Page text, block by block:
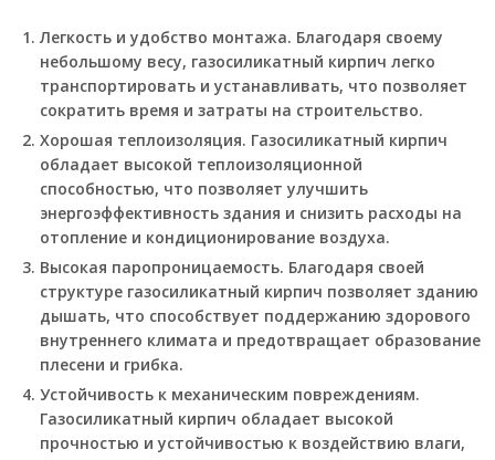
Легкость и удобство монтажа. Благодаря своему
небольшому весу, газосиликатный кирпич легко
транспортировать и устанавливать, что позволяет
сократить время и затраты на строительство.
Хорошая теплоизоляция. Газосиликатный кирпич
обладает высокой теплоизоляционной
способностью, что позволяет улучшить
энергоэффективность здания и снизить расходы на
отопление и кондиционирование воздуха.
Высокая паропроницаемость. Благодаря своей
структуре газосиликатный кирпич позволяет зданию
дышать, что способствует поддержанию здорового
внутреннего климата и предотвращает образование
плесени и грибка.
Устойчивость к механическим повреждениям.
Газосиликатный кирпич обладает высокой
прочностью и устойчивостью к воздействию влаги,